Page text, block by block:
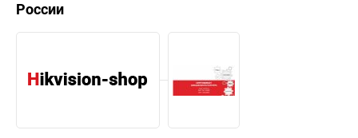
России